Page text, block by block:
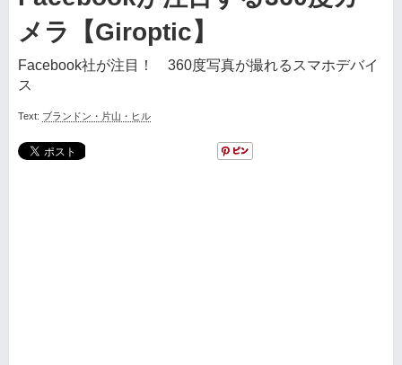
メラ【Giroptic】
Facebook社が注目！ 360度写真が撮れるスマホデバイ
ス
Text: ブランドン・片山・ヒル